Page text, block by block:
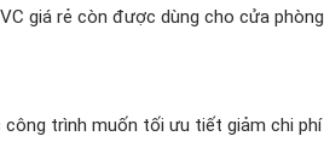
giá rẻ còn được dùng cho cửa
trình muốn tối ưu tiết giảm chi